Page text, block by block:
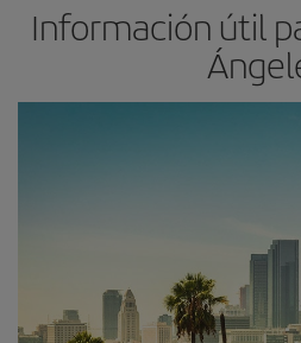
Información útil